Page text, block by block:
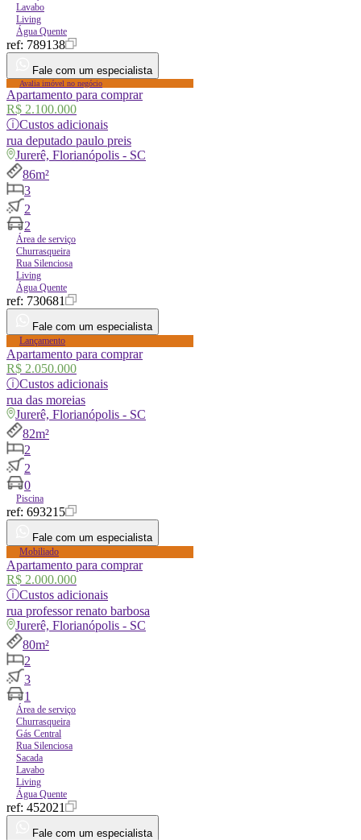
Lavabo
Living
Água Quente
ref: 789138
Fale com um especialista
Avalia imóvel no negócio
Apartamento para comprar
R$ 2.100.000
ⓘCustos adicionais
rua deputado paulo preis
Jurerê, Florianópolis - SC
86m²
3
2
2
Área de serviço
Churrasqueira
Rua Silenciosa
Living
Água Quente
ref: 730681
Fale com um especialista
Lançamento
Apartamento para comprar
R$ 2.050.000
ⓘCustos adicionais
rua das moreias
Jurerê, Florianópolis - SC
82m²
2
2
0
Piscina
ref: 693215
Fale com um especialista
Mobiliado
Apartamento para comprar
R$ 2.000.000
ⓘCustos adicionais
rua professor renato barbosa
Jurerê, Florianópolis - SC
80m²
2
3
1
Área de serviço
Churrasqueira
Gás Central
Rua Silenciosa
Sacada
Lavabo
Living
Água Quente
ref: 452021
Fale com um especialista